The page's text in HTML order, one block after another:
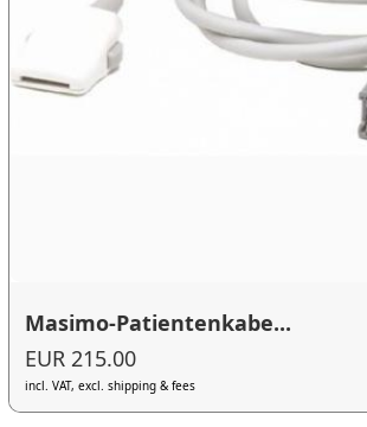
Masimo-Patientenkabe...
EUR 215.00
incl. VAT, excl. shipping & fees